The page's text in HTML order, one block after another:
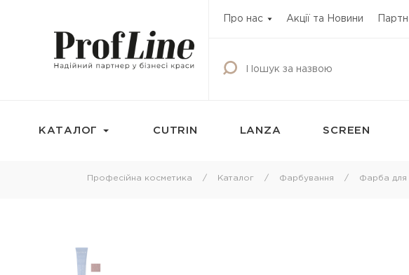
Про нас Акції та Новини
КАТАЛОГ
Окисник
Маска тонуюча для волосся
CUTRIN LANZA SCREEN
Професійна косметика Каталог Фарбування Фарба для